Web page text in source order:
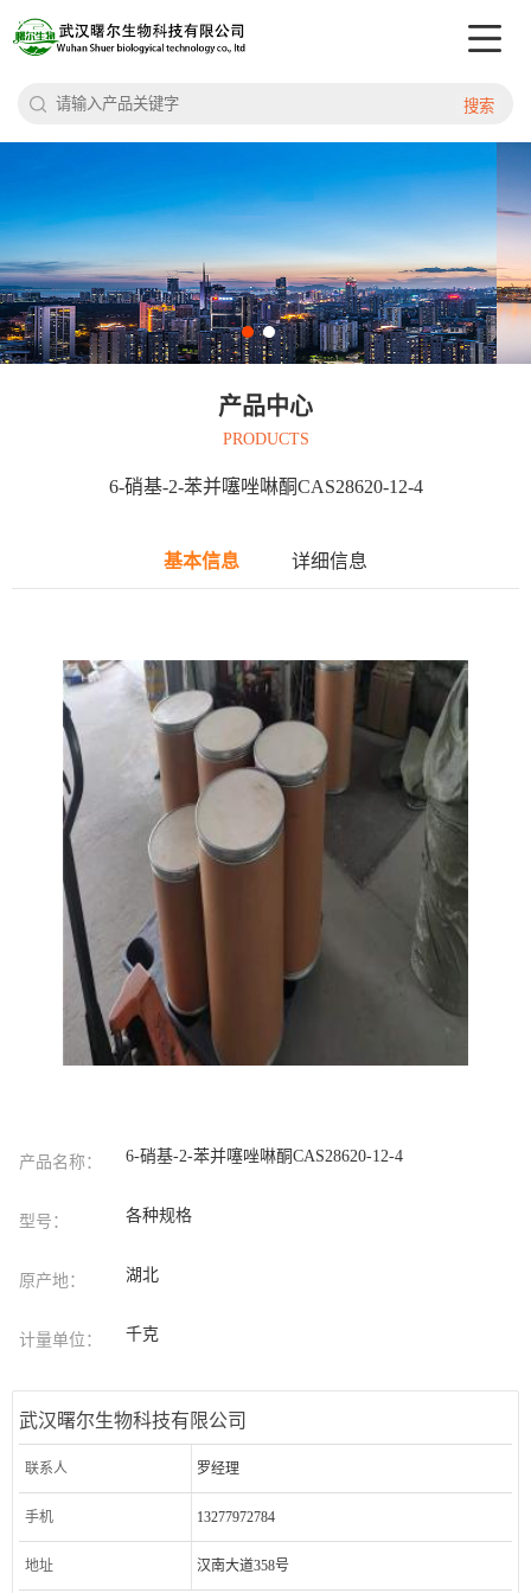
搜索
产品中心
PRODUCTS
6-硝基-2-苯并噻唑啉酮CAS28620-12-4
基本信息 详细信息
产品名称： 6-硝基-2-苯并噻唑啉酮CAS28620-12-4
型号： 各种规格
原产地： 湖北
计量单位： 千克
武汉曙尔生物科技有限公司
联系人 罗经理
手机 13277972784
地址 汉南大道358号